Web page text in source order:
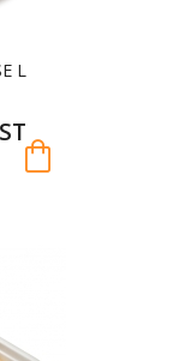
L
shopping_bag